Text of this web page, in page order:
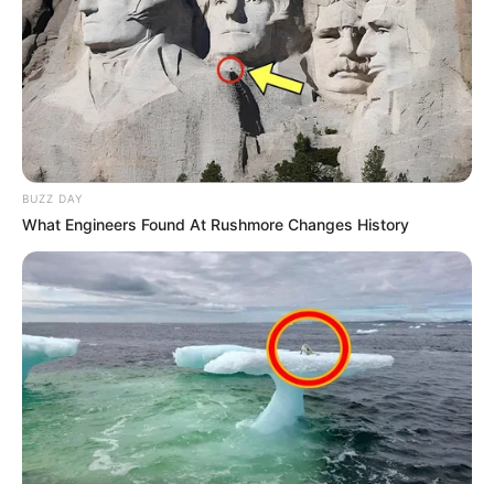
Ο ενεργειακός «Ψυχρός
Πόλεμος»
Οι Γερμανοί πολίτες ζητούν
ανοιχτά ρήξη με τις ΗΠΑ
μετά την επίθεση...
Email address:
BUZZ DAY
What Engineers Found At Rushmore Changes History